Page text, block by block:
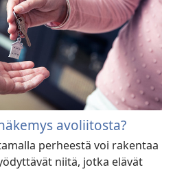
avoliitosta?
perheestä voi rakentaa
niitä, jotka elävät